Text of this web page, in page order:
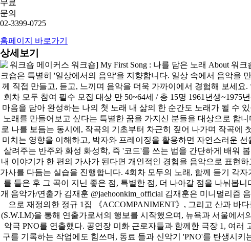
무료
문의
02-3399-0725
홈페이지 바로가기
상세보기